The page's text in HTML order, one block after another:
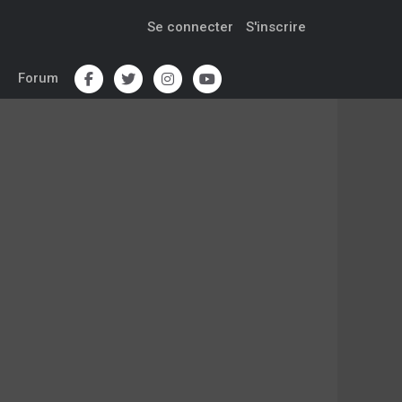
Se connecter S'inscrire
Forum